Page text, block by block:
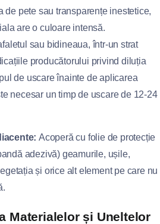
de pete sau transparențe inestetice,
are o culoare intensă.
sau bidineaua, într-un strat
producătorului privind diluția
de uscare înainte de aplicarea
necesar un timp de uscare de 12-24
Acoperă cu folie de protecție
adezivă) geamurile, ușile,
și orice alt element pe care nu
Materialelor și Uneltelor